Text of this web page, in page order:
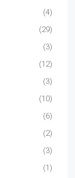
(4)
(29)
(3)
(12)
(3)
(10)
(6)
(2)
(3)
(1)